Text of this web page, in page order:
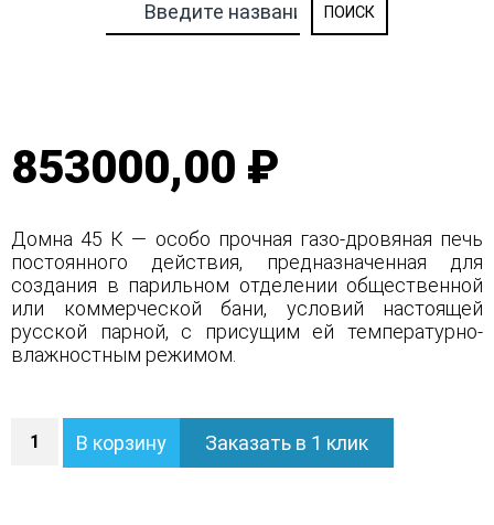
853000,00 ₽
Домна 45 К — особо прочная газо-дровяная печь
постоянного действия, предназначенная для
создания в парильном отделении общественной
или коммерческой бани, условий настоящей
русской парной, с присущим ей температурно-
влажностным режимом.
Печь
Домна
В корзину Заказать в 1 клик